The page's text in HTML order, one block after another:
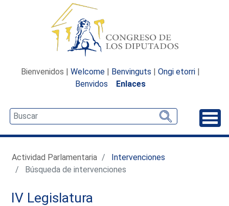
Bienvenidos | Welcome | Benvinguts | Ongi etorri |
Benvidos
Enlaces
Actividad Parlamentaria
Intervenciones
Búsqueda de intervenciones
IV Legislatura